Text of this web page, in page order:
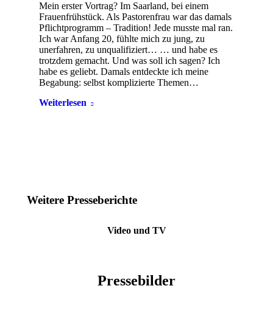
Mein erster Vortrag? Im Saarland, bei einem
Frauenfrühstück. Als Pastorenfrau war das damals
Pflichtprogramm – Tradition! Jede musste mal ran.
Ich war Anfang 20, fühlte mich zu jung, zu
unerfahren, zu unqualifiziert… … und habe es
trotzdem gemacht. Und was soll ich sagen? Ich
habe es geliebt. Damals entdeckte ich meine
Begabung: selbst komplizierte Themen…
Weiterlesen
Weitere Presseberichte
Video und TV
Pressebilder